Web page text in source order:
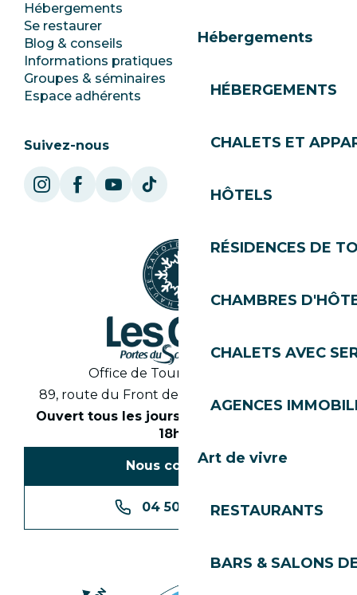
Hébergements
HÉBERGEMENTS
CHALETS ET
HÔTELS
RÉSIDENCES DE
CHAMBRES
CHALETS AVEC
AGENCES
Art de vivre
RESTAURANTS
BARS & SALONS
Hébergements
Se restaurer
Blog & conseils
Informations pratiques
Groupes & séminaires
Espace adhérents
Ecotourisme
SoleGets
Les Gets Tourisme
Suivez-nous
Office de Tourisme des Gets
89, route du Front de Neige 74260 Les Gets
Ouvert tous les jours en saison de 8h30 à
18h30
Nous contacter
04 50 74 74 74